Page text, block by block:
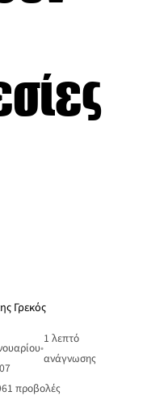
Γρεκός
•
1 λεπτό
ανάγνωσης
προβολές